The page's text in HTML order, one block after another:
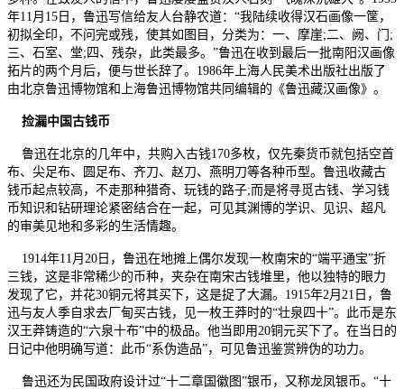
年11月15日，鲁迅写信给友人台静农道：“我陆续收得汉石画像一筐，
初拟全印，不问完或残，使其如图目，分类为：一、摩崖;二、阙、门;
三、石室、堂;四、残杂，此类最多。”鲁迅在收到最后一批南阳汉画像
拓片的两个月后，便与世长辞了。1986年上海人民美术出版社出版了
由北京鲁迅博物馆和上海鲁迅博物馆共同编辑的《鲁迅藏汉画像》。
捡漏中国古钱币
鲁迅在北京的几年中，共购入古钱170多枚，仅先秦货币就包括空首
布、尖足布、圆足布、齐刀、赵刀、燕明刀等各种币型。鲁迅收藏古
钱币起点较高，不走那种猎奇、玩钱的路子;而是将寻觅古钱、学习钱
币知识和钻研理论紧密结合在一起，可见其渊博的学识、见识、超凡
的审美见地和多彩的生活情趣。
1914年11月20日，鲁迅在地摊上偶尔发现一枚南宋的“端平通宝”折
三钱，这是非常稀少的币种，夹杂在南宋古钱堆里，他以独特的眼力
发现了它，并花30铜元将其买下，这是捉了大漏。1915年2月21日，鲁
迅与友人季自求去厂甸买古钱，见一枚王莽时的“壮泉四十”。此币是东
汉王莽铸造的“六泉十布”中的极品。他当即用20铜元买下了。在当日的
日记中他明确写道：此币“系伪造品”，可见鲁迅鉴赏辨伪的功力。
鲁迅还为民国政府设计过“十二章国徽图”银币，又称龙凤银币。“十